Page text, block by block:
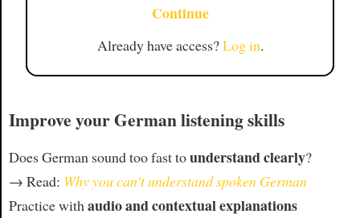
Continue
Already have access?Log in.
Improve your German listening skills
Does German sound too fast tounderstand clearly?
→ Read: Why you can't understand spoken German
Practice with audio and contextual explanations